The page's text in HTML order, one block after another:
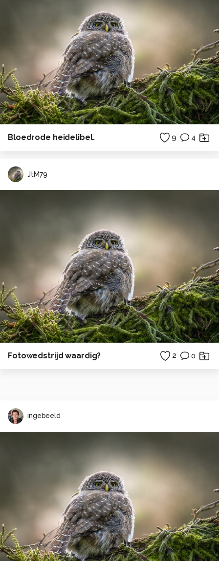
Bloedrode heidelibel. 9 4
JtM79
Fotowedstrijd waardig? 2 0
ingebeeld